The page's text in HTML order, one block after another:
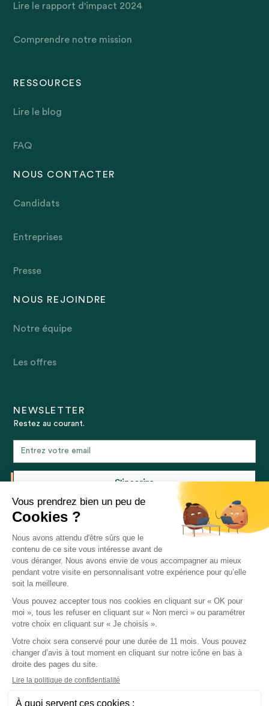
Lire le rapport d'impact 2024
Comprendre notre mission
RESSOURCES
Lire le blog
FAQ
NOUS CONTACTER
Candidats
Entreprises
Presse
NOUS REJOINDRE
Notre équipe
Les offres
NEWSLETTER
Restez au courant.
En vous inscrivant, vous acceptez notre politique de confidentialité et
consentez à recevoir des mises à jour de notre société.
La certification qualité a été délivrée au titre de la
catégorie d'action suivante :ACTIONS DE
FORMATION
© 2026 each One. Tous droits réservés
CGU